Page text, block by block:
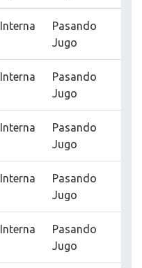
Interna
Pasando
Jugo
Interna
Pasando
Jugo
Interna
Pasando
Jugo
Interna
Pasando
Jugo
Interna
Pasando
Jugo